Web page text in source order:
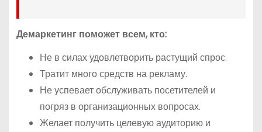
Демаркетинг поможет всем, кто:
Не в силах удовлетворить растущий спрос.
Тратит много средств на рекламу.
Не успевает обслуживать посетителей и
погряз в организационных вопросах.
Желает получить целевую аудиторию и